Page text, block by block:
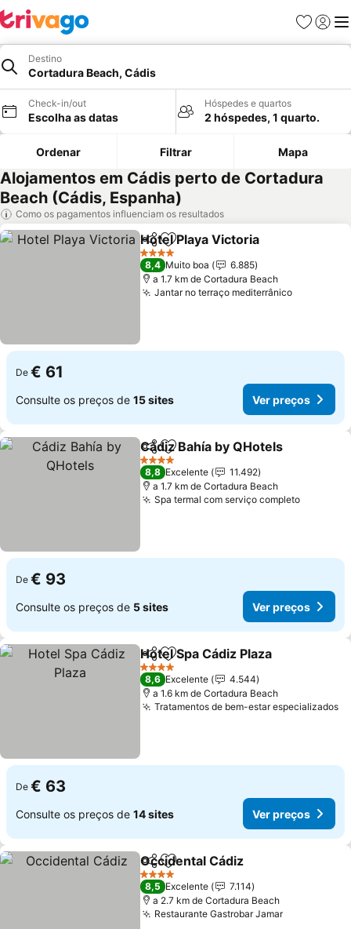
Favoritos
Iniciar
Destino
Cortadura Beach, Cádis
Check-in/out
Escolha as datas
Hóspedes e quartos
2 hóspedes, 1 quarto.
Ordenar Filtrar Mapa
Alojamentos em Cádis perto de Cortadura
Beach (Cádis, Espanha)
Como os pagamentos influenciam os resultados
PartilharAdicionar aos favoritos
Hotel Playa Victoria
4 Estrelas
8,4 Muito boa
6.885
a 1.7 km de Cortadura Beach
Jantar no terraço mediterrânico
De € 61
Consulte os preços de 15 sites Ver preços
PartilharAdicionar aos favoritos
Cádiz Bahía by QHotels
4 Estrelas
8,8 Excelente
11.492
a 1.7 km de Cortadura Beach
Spa termal com serviço completo
De € 93
Consulte os preços de 5 sites Ver preços
PartilharAdicionar aos favoritos
Hotel Spa Cádiz Plaza
4 Estrelas
8,6 Excelente
4.544
a 1.6 km de Cortadura Beach
Tratamentos de bem-estar especializados
De € 63
Consulte os preços de 14 sites Ver preços
PartilharAdicionar aos favoritos
Occidental Cádiz
4 Estrelas
8,5 Excelente
7.114
a 2.7 km de Cortadura Beach
Restaurante Gastrobar Jamar